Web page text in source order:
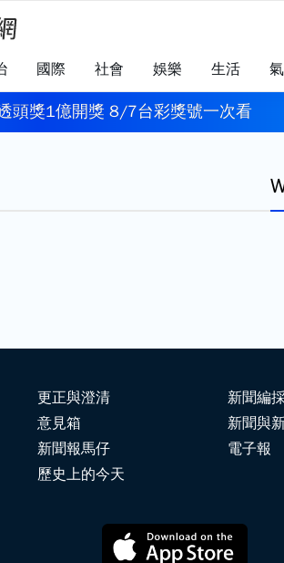
國際 社會 娛樂 生活
頭獎1億開獎 8/7台彩獎號一次看
更正與澄清
意見箱
新聞報馬仔
歷史上的今天
新聞編
新聞與
電子報